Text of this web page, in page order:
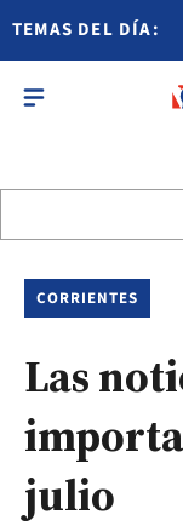
TEMAS DEL DÍA:
CORRIENTES
Las
julio